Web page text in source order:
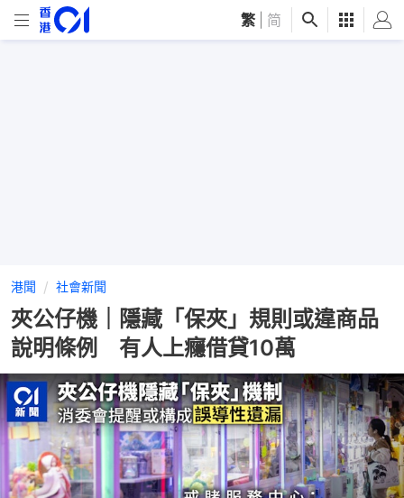
繁 简
港聞 社會新聞
夾公仔機｜隱藏「保夾」規則或違商品
說明條例 有人上癮借貸10萬